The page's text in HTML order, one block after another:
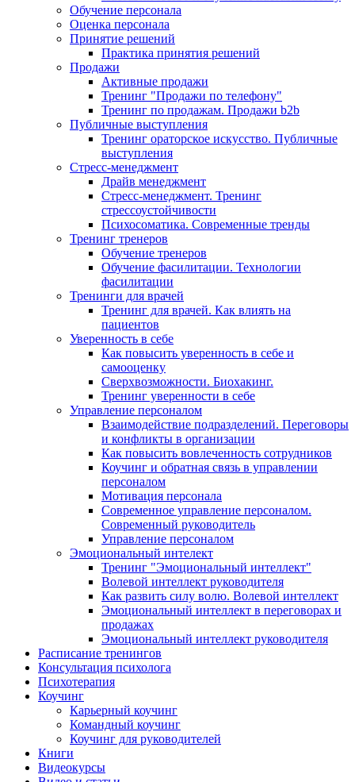
Обучение персонала
Оценка персонала
Принятие решений
Практика принятия решений
Продажи
Активные продажи
Тренинг "Продажи по телефону"
Тренинг по продажам. Продажи b2b
Публичные выступления
Тренинг ораторское искусство. Публичные
выступления
Стресс-менеджмент
Драйв менеджмент
Стресс-менеджмент. Тренинг
стрессоустойчивости
Психосоматика. Современные тренды
Тренинг тренеров
Обучение тренеров
Обучение фасилитации. Технологии
фасилитации
Тренинги для врачей
Тренинг для врачей. Как влиять на
пациентов
Уверенность в себе
Как повысить уверенность в себе и
самооценку
Сверхвозможности. Биохакинг.
Тренинг уверенности в себе
Управление персоналом
Взаимодействие подразделений. Переговоры
и конфликты в организации
Как повысить вовлеченность сотрудников
Коучинг и обратная связь в управлении
персоналом
Мотивация персонала
Современное управление персоналом.
Современный руководитель
Управление персоналом
Эмоциональный интелект
Тренинг "Эмоциональный интеллект"
Волевой интеллект руководителя
Как развить силу волю. Волевой интеллект
Эмоциональный интеллект в переговорах и
продажах
Эмоциональный интеллект руководителя
Расписание тренингов
Консультация психолога
Психотерапия
Коучинг
Карьерный коучинг
Командный коучинг
Коучинг для руководителей
Книги
Видеокурсы